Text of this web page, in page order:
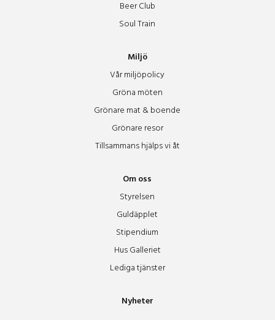
Peterson Berger SalenBeer Club
Soul Train
Miljö
Vår miljöpolicy
Gröna möten
Grönare mat & boende
Grönare resor
Tillsammans hjälps vi åt
Om oss
Styrelsen
Guldäpplet
Stipendium
Hus Galleriet
Lediga tjänster
Nyheter